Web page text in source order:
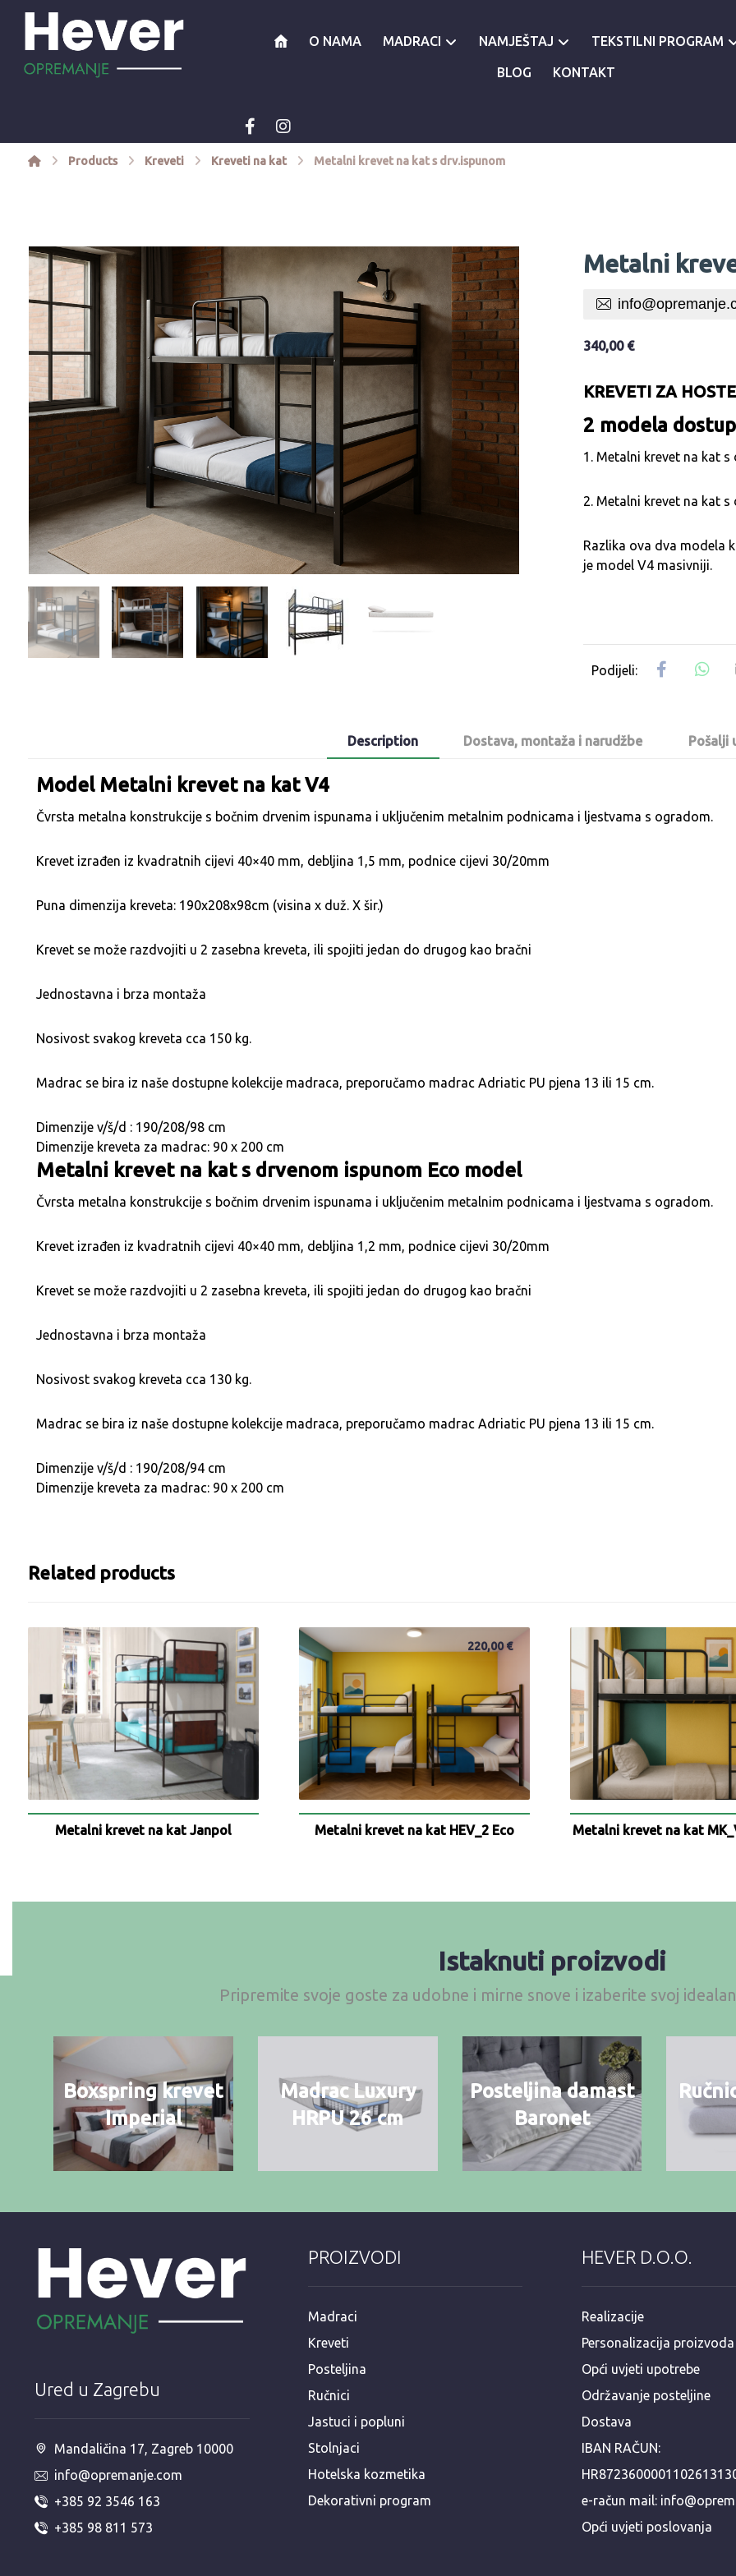
O NAMA MADRACI NAMJEŠTAJ TEKSTILNI PROGRAM
BLOG KONTAKT
Products Kreveti Kreveti na kat Metalni krevet na kat s drv.ispunom
Metalni
340,00 €
KREVETI ZA
2 modela
1. Metalni krevet na kat
2. Metalni krevet na kat
Razlika ova dva modela
je model V4 masivniji.
Description Dostava, montaža i narudžbe Pošalji
Model Metalni krevet na kat V4
Čvrsta metalna konstrukcije s bočnim drvenim ispunama i uključenim metalnim podnicama i ljestvama s ogradom.
Krevet izrađen iz kvadratnih cijevi 40×40 mm, debljina 1,5 mm, podnice cijevi 30/20mm
Puna dimenzija kreveta: 190x208x98cm (visina x duž. X šir.)
Krevet se može razdvojiti u 2 zasebna kreveta, ili spojiti jedan do drugog kao bračni
Jednostavna i brza montaža
Nosivost svakog kreveta cca 150 kg.
Madrac se bira iz naše dostupne kolekcije madraca, preporučamo madrac Adriatic PU pjena 13 ili 15 cm.
Dimenzije v/š/d : 190/208/98 cm
Dimenzije kreveta za madrac: 90 x 200 cm
Metalni krevet na kat s drvenom ispunom Eco model
Čvrsta metalna konstrukcije s bočnim drvenim ispunama i uključenim metalnim podnicama i ljestvama s ogradom.
Krevet izrađen iz kvadratnih cijevi 40×40 mm, debljina 1,2 mm, podnice cijevi 30/20mm
Krevet se može razdvojiti u 2 zasebna kreveta, ili spojiti jedan do drugog kao bračni
Jednostavna i brza montaža
Nosivost svakog kreveta cca 130 kg.
Madrac se bira iz naše dostupne kolekcije madraca, preporučamo madrac Adriatic PU pjena 13 ili 15 cm.
Dimenzije v/š/d : 190/208/94 cm
Dimenzije kreveta za madrac: 90 x 200 cm
Related products
Metalni krevet na kat Janpol Metalni krevet na kat HEV_2 Eco
220,00€
Metalni krevet na kat
Istaknuti proizvodi
Pripremite svoje goste za udobne i mirne snove i izaberite svoj
Boxspring krevet
Imperial
Madrac Luxury
HRPU 26 cm
Posteljina damast
Baronet
Ured u Zagrebu
Mandaličina 17, Zagreb 10000
info@opremanje.com
+385 92 3546 163
+385 98 811 573
PROIZVODI
Madraci
Kreveti
Posteljina
Ručnici
Jastuci i popluni
Stolnjaci
Hotelska kozmetika
Dekorativni program
HEVER D.O.O.
Realizacije
Personalizacija proizvoda
Opći uvjeti upotrebe
Održavanje posteljine
Dostava
IBAN RAČUN:
e-račun mail:
Opći uvjeti poslovanja